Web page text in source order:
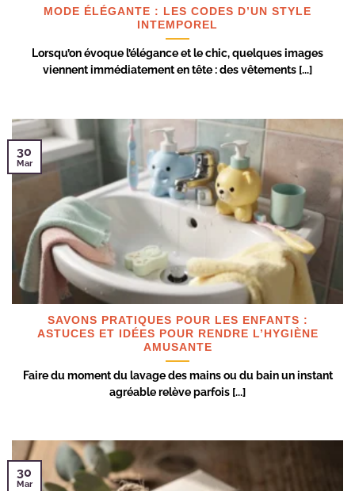
MODE ÉLÉGANTE : LES CODES D’UN STYLE
INTEMPOREL
Lorsqu’on évoque l’élégance et le chic, quelques images
viennent immédiatement en tête : des vêtements [...]
SAVONS PRATIQUES POUR LES ENFANTS :
ASTUCES ET IDÉES POUR RENDRE L’HYGIÈNE
AMUSANTE
Faire du moment du lavage des mains ou du bain un instant
agréable relève parfois [...]
30
Mar
30
Mar